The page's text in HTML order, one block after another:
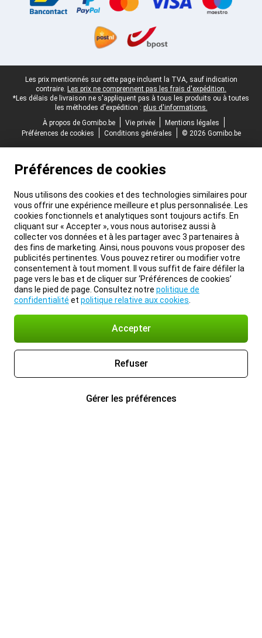
Pied-de-page légal
Les prix mentionnés sur cette page incluent la TVA, sauf indication
contraire. Les prix ne comprennent pas les frais d'expédition.
*Les délais de livraison ne s'appliquent pas à tous les produits ou à toutes
les méthodes d'expédition : plus d'informations.
À propos de Gomibo.be
Vie privée
Mentions légales
Préférences de cookies
Conditions générales © 2026 Gomibo.be
Préférences de cookies
Nous utilisons des cookies et des technologies similaires pour
vous offrir une expérience meilleure et plus personnalisée. Les
cookies fonctionnels et analytiques sont toujours actifs. En
cliquant sur « Accepter », vous nous autorisez aussi à
collecter vos données et à les partager avec 3 partenaires à
des fins de marketing. Ainsi, nous pouvons vous proposer des
publicités pertinentes. Vous pouvez retirer ou modifier votre
consentement à tout moment. Il vous suffit de faire défiler la
page vers le bas et de cliquer sur ‘Préférences de cookies’
dans le pied de page. Consultez notre politique de
confidentialité et politique relative aux cookies
Accepter
Refuser
Gérer les préférences